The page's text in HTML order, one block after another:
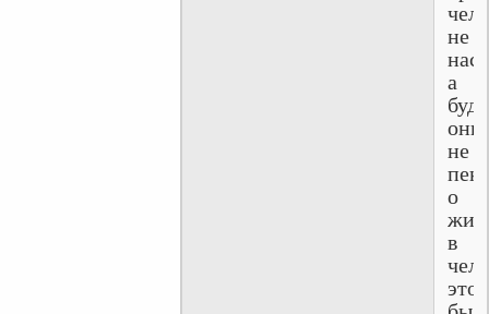
не
а
они
не
о
в
это